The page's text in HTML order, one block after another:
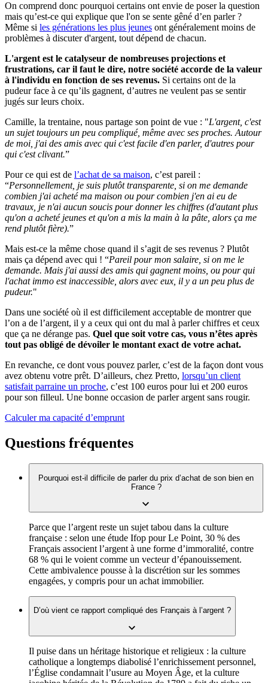
On comprend donc pourquoi certains ont envie de poser la question
mais qu’est-ce qui explique que l'on se sente gêné d’en parler ?
Même si les générations les plus jeunes ont généralement moins de
problèmes à discuter d'argent, tout dépend de chacun.
L'argent est le catalyseur de nombreuses projections et
frustrations, car il faut le dire, notre société accorde de la valeur
à l'individu en fonction de ses revenus. Si certains ont de la
pudeur face à ce qu’ils gagnent, d’autres ne veulent pas se sentir
jugés sur leurs choix.
Camille, la trentaine, nous partage son point de vue : "L'argent, c'est
un sujet toujours un peu compliqué, même avec ses proches. Autour
de moi, j'ai des amis avec qui c'est facile d'en parler, d'autres pour
qui c'est clivant.”
Pour ce qui est de l’achat de sa maison, c’est pareil :
“Personnellement, je suis plutôt transparente, si on me demande
combien j'ai acheté ma maison ou pour combien j'en ai eu de
travaux, je n'ai aucun soucis pour donner les chiffres (d'autant plus
qu'on a acheté jeunes et qu'on a mis la main à la pâte, alors ça me
rend plutôt fière).”
Mais est-ce la même chose quand il s’agit de ses revenus ? Plutôt
mais ça dépend avec qui ! “Pareil pour mon salaire, si on me le
demande. Mais j'ai aussi des amis qui gagnent moins, ou pour qui
l'achat immo est inaccessible, alors avec eux, il y a un peu plus de
pudeur."
Dans une société où il est difficilement acceptable de montrer que
l’on a de l’argent, il y a ceux qui ont du mal à parler chiffres et ceux
que ça ne dérange pas. Quel que soit votre cas, vous n’êtes après
tout pas obligé de dévoiler le montant exact de votre achat.
En revanche, ce dont vous pouvez parler, c’est de la façon dont vous
avez obtenu votre prêt. D’ailleurs, chez Pretto, lorsqu’un client
satisfait parraine un proche, c’est 100 euros pour lui et 200 euros
pour son filleul. Une bonne occasion de parler argent sans rougir.
Calculer ma capacité d’emprunt
Questions fréquentes
Pourquoi est-il difficile de parler du prix d’achat de son bien en
France ?
Parce que l’argent reste un sujet tabou dans la culture
française : selon une étude Ifop pour Le Point, 30 % des
Français associent l’argent à une forme d’immoralité, contre
68 % qui le voient comme un vecteur d’épanouissement.
Cette ambivalence pousse à la discrétion sur les sommes
engagées, y compris pour un achat immobilier.
D’où vient ce rapport compliqué des Français à l’argent ?
Il puise dans un héritage historique et religieux : la culture
catholique a longtemps diabolisé l’enrichissement personnel,
l’Église condamnait l’usure au Moyen Âge, et la culture